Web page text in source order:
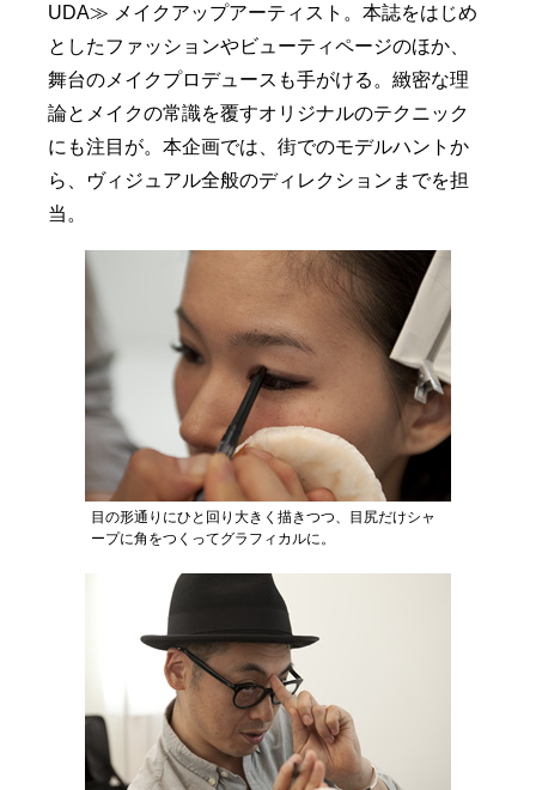
UDA≫ メイクアップアーティスト。本誌をはじめ
としたファッションやビューティページのほか、
舞台のメイクプロデュースも手がける。緻密な理
論とメイクの常識を覆すオリジナルのテクニック
にも注目が。本企画では、街でのモデルハントか
ら、ヴィジュアル全般のディレクションまでを担
当。
目の形通りにひと回り大きく描きつつ、目尻だけシャ
ープに角をつくってグラフィカルに。